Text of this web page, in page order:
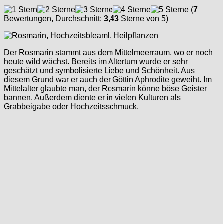
(7
Bewertungen, Durchschnitt: 3,43 Sterne von 5)
Der Rosmarin stammt aus dem Mittelmeerraum, wo er noch
heute wild wächst. Bereits im Altertum wurde er sehr
geschätzt und symbolisierte Liebe und Schönheit. Aus
diesem Grund war er auch der Göttin Aphrodite geweiht. Im
Mittelalter glaubte man, der Rosmarin könne böse Geister
bannen. Außerdem diente er in vielen Kulturen als
Grabbeigabe oder Hochzeitsschmuck.